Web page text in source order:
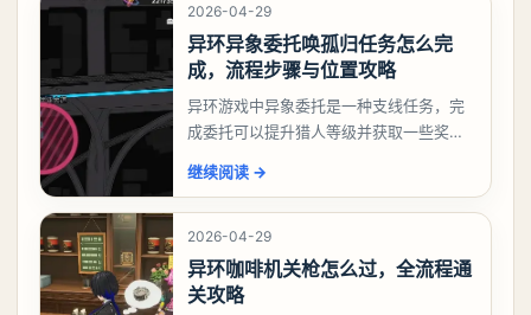
2026-04-29
异环异象委托唤孤归任务怎么完
成，流程步骤与位置攻略
异环游戏中异象委托是一种支线任务，完
成委托可以提升猎人等级并获取一些奖
么做，今天游戏熊就来告诉大家。异环异
象委托唤孤归任务攻
继续阅读 →
2026-04-29
异环咖啡机关枪怎么过，全流程通
关攻略